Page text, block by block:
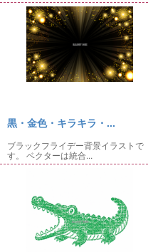
黒・金色・キラキラ・...
ブラックフライデー背景イラストで
す。 ベクターは統合...